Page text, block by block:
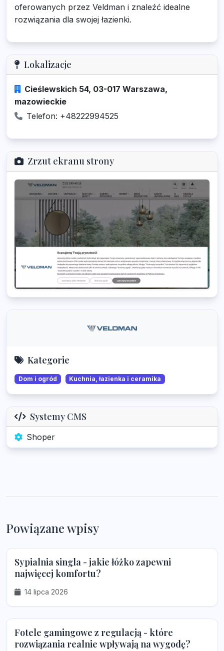
oferowanych przez Veldman i znaleźć idealne
rozwiązania dla swojej łazienki.
Lokalizacje
Cieślewskich 54, 03-017 Warszawa,
mazowieckie
Telefon: +48222994525
Zrzut ekranu strony
Kategorie
Dom i ogród Kuchnia, łazienka i ceramika
Systemy CMS
Shoper
Powiązane wpisy
Sypialnia singla - jakie łóżko zapewni
najwięcej komfortu?
14 lipca 2026
Fotele gamingowe z regulacją - które
rozwiązania realnie wpływają na wygodę?